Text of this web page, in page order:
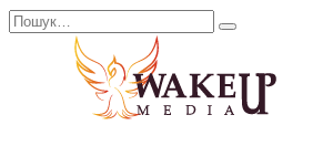
Перейти
Search